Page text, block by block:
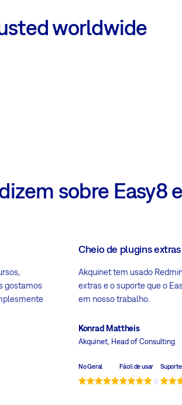
worldwide
sobre Easy8
gostamos
Cheio de plugins
Akquinet tem usado
extras e o suporte que o
em nosso trabalho.
Konrad Mattheis
Akquinet, Head of Consulting
No Geral Fácil de usar